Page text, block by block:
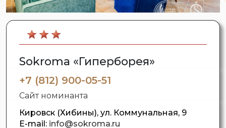
Sokroma «Гиперборея»
+7 (812) 900-05-51
Сайт номинанта
Кировск (Хибины), ул. Коммунальная, 9
E-mail: info@sokroma.ru